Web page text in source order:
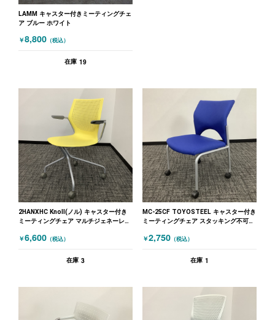
LAMM キャスター付きミーティングチェ
ア ブルー ホワイト
￥8,800 （税込）
在庫 19
2HANXHC Knoll(ノル) キャスター付き
ミーティングチェア マルチジェネーレー
￥6,600 （税込）
在庫 3
MC-25CF TOYOSTEEL キャスター付き
ミーティングチェア スタッキング不可
￥2,750 （税込）
在庫 1